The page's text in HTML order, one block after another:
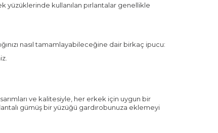
yüzüklerinde kullanılan pırlantalar genellikle
nasıl tamamlayabileceğine dair birkaç ipucu:
ve kalitesiyle, her erkek için uygun bir
gümüş bir yüzüğü gardırobunuza eklemeyi